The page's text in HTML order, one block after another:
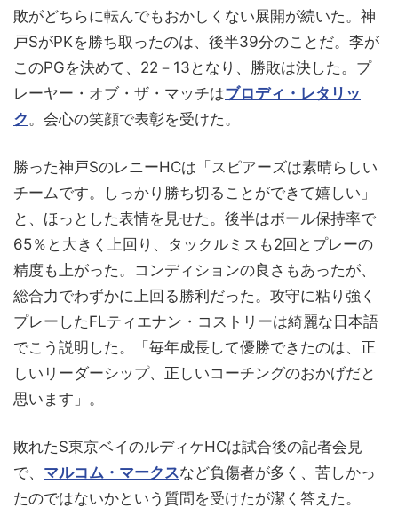
敗がどちらに転んでもおかしくない展開が続いた。神
戸SがPKを勝ち取ったのは、後半39分のことだ。李が
このPGを決めて、22－13となり、勝敗は決した。プ
レーヤー・オブ・ザ・マッチはブロディ・レタリッ
ク 。会心の笑顔で表彰を受けた。
勝った神戸SのレニーHCは「スピアーズは素晴らしい
チームです。しっかり勝ち切ることができて嬉しい」
と、ほっとした表情を見せた。後半はボール保持率で
65％と大きく上回り、タックルミスも2回とプレーの
精度も上がった。コンディションの良さもあったが、
総合力でわずかに上回る勝利だった。攻守に粘り強く
プレーしたFLティエナン・コストリーは綺麗な日本語
でこう説明した。「毎年成長して優勝できたのは、正
しいリーダーシップ、正しいコーチングのおかげだと
思います」。
敗れたS東京ベイのルディケHCは試合後の記者会見
で、 マルコム・マークスなど負傷者が多く、苦しかっ
たのではないかという質問を受けたが潔く答えた。